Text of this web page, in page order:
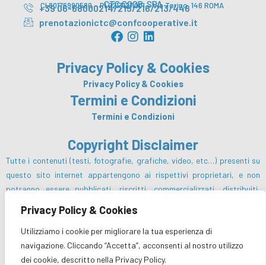
Privacy Policy & Cookies
Utilizziamo i cookie per migliorare la tua esperienza di
navigazione. Cliccando “Accetta”, acconsenti al nostro utilizzo
dei cookie, descritto nella Privacy Policy.
CTC COOP. SPA
CI 80176990580 – PI 02131211001 – Via Torino, 146 ROMA
+39 06-68000214/215/216/213/446
prenotazionictc@confcooperative.it
F
a
e
b
o
o
k
I
t
a
g
r
a
L
k
e
d
i
n
Privacy Policy & Cookies
Privacy Policy & Cookies
Termini e Condizioni
Termini e Condizioni
Copyright Disclaimer
Tutte i contenuti (testi, fotografie, grafiche, video, etc…) presenti su
questo sito internet appartengono ai rispettivi proprietari, e non
potranno essere pubblicati, riscritti, commercializzati, distribuiti,
alcun modo e sotto qualsiasi forma salvo preventiva autorizzazione da
parte del Centro Turistico Cooperativo sc e/o dei rispettivi proprietari
dei diritti.